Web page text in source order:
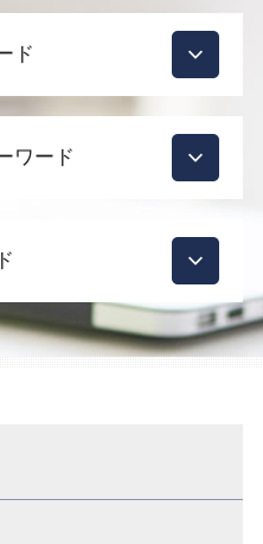
理士
デル
ド
ワード
正
援
援